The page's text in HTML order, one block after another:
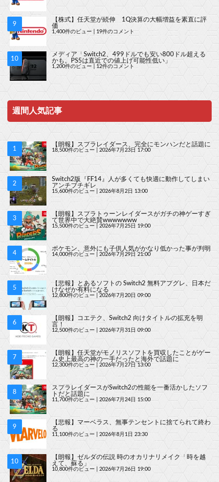
【株式】任天堂が続伸 1Q決算の大幅増益を素直に評
価
1,400件のビュー 19件のコメント
メディア「Switch2、499ドルでも安い800ドル超える
かも。PS5は直近での値上げ可能性低い」
1,200件のビュー 12件のコメント
週間人気記事
【朗報】スプラレイダース、完全にモンハンだと話題に
18,500件のビュー 2026年7月23日 17:00
Switch2版『FF14』人が多くても快適に動作してしまい
アンチブチギレ
15,600件のビュー 2026年8月2日 13:00
【朗報】スプラトゥーンレイダースがガチの神ゲーすぎ
て世界中で大絶賛wwwwwww
15,500件のビュー | 2026年7月25日 19:00
ポケモン、意外にも子供人気がかなり低かった事が判明
14,000件のビュー 2026年7月29日 21:00
【悲報】とあるソフトの Switch2 無料アプグレ、日本だ
けなぜか有料になる
12,800件のビュー 2026年7月20日 09:00
【朗報】コエテク、Switch2 向けタイトルの拡充を明
言！
12,500件のビュー 2026年7月31日 09:00
【朗報】任天堂がモノリスソフトを買収したことがゲー
ム史上最高の神の一手だったと海外で話題に
12,300件のビュー 2026年7月27日 13:00
スプラレイダースがSwitch2の性能を一番活かしたソフ
トだと話題に
11,700件のビュー 2026年7月24日 15:00
【悲報】マーベラス、無事テンセントに捨てられて終わ
る
11,100件のビュー 2026年8月1日 23:30
【朗報】ゼルダの伝説 時のオカリナリメイク「時を越
えて、蘇る」
10,800件のビュー 2026年7月26日 19:00